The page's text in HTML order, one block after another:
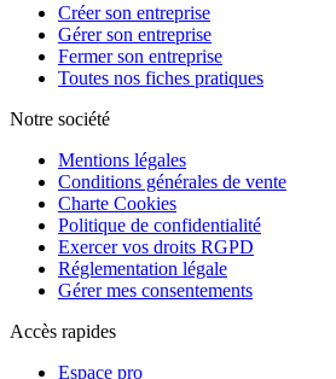
Créer son entreprise
Gérer son entreprise
Fermer son entreprise
Toutes nos fiches pratiques
Notre société
Mentions légales
Conditions générales de vente
Charte Cookies
Politique de confidentialité
Exercer vos droits RGPD
Réglementation légale
Gérer mes consentements
Accès rapides
Espace pro